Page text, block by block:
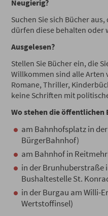
Neugierig?
Suchen Sie sich Bücher
dürfen diese behalten oder
Ausgelesen?
Stellen Sie Bücher ein, die
Willkommen sind alle Arten
Romane, Thriller,
keine Schriften mit
Wo stehen die öffentlichen
am Bahnhofsplatz in
BürgerBahnhof)
am Bahnhof in
in der Brunhuberstraße
Bushaltestelle St.
in der Burgau am Willi-
Wertstoffinsel)